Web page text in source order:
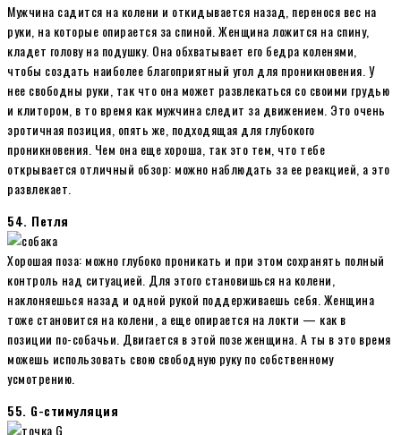
Мужчина садится на колени и откидывается назад, перенося вес на
руки, на которые опирается за спиной. Женщина ложится на спину,
кладет голову на подушку. Она обхватывает его бедра коленями,
чтобы создать наиболее благоприятный угол для проникновения. У
нее свободны руки, так что она может развлекаться со своими грудью
и клитором, в то время как мужчина следит за движением. Это очень
эротичная позиция, опять же, подходящая для глубокого
проникновения. Чем она еще хороша, так это тем, что тебе
открывается отличный обзор: можно наблюдать за ее реакцией, а это
развлекает.
54. Петля
Хорошая поза: можно глубоко проникать и при этом сохранять полный
контроль над ситуацией. Для этого становишься на колени,
наклоняешься назад и одной рукой поддерживаешь себя. Женщина
тоже становится на колени, а еще опирается на локти — как в
позиции по-собачьи. Двигается в этой позе женщина. А ты в это время
можешь использовать свою свободную руку по собственному
усмотрению.
55. G-стимуляция